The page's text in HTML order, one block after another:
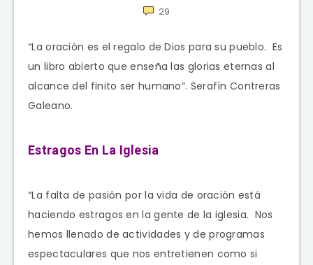
29
“La oración es el regalo de Dios para su pueblo. Es
un libro abierto que enseña las glorias eternas al
alcance del finito ser humano”. Serafín Contreras
Galeano.
Estragos En La Iglesia
“La falta de pasión por la vida de oración está
haciendo estragos en la gente de la iglesia. Nos
hemos llenado de actividades y de programas
espectaculares que nos entretienen como si